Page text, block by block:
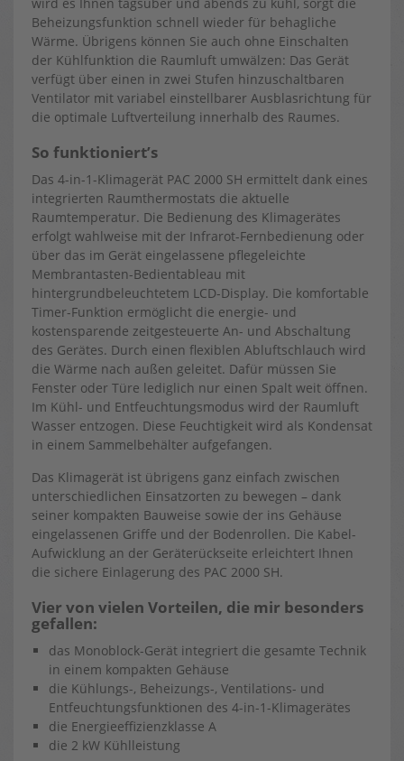
Beheizungsfunktion schnell wieder für behagliche
Wärme. Übrigens können Sie auch ohne Einschalten
der Kühlfunktion die Raumluft umwälzen: Das Gerät
verfügt über einen in zwei Stufen hinzuschaltbaren
Ventilator mit variabel einstellbarer Ausblasrichtung für
die optimale Luftverteilung innerhalb des Raumes.
So funktioniert’s
Das 4-in-1-Klimagerät PAC 2000 SH ermittelt dank eines
integrierten Raumthermostats die aktuelle
Raumtemperatur. Die Bedienung des Klimagerätes
erfolgt wahlweise mit der Infrarot-Fernbedienung oder
über das im Gerät eingelassene pflegeleichte
Membrantasten-Bedientableau mit
hintergrundbeleuchtetem LCD-Display. Die komfortable
Timer-Funktion ermöglicht die energie- und
kostensparende zeitgesteuerte An- und Abschaltung
des Gerätes. Durch einen flexiblen Abluftschlauch wird
die Wärme nach außen geleitet. Dafür müssen Sie
Fenster oder Türe lediglich nur einen Spalt weit öffnen.
Im Kühl- und Entfeuchtungsmodus wird der Raumluft
Wasser entzogen. Diese Feuchtigkeit wird als Kondensat
in einem Sammelbehälter aufgefangen.
Das Klimagerät ist übrigens ganz einfach zwischen
unterschiedlichen Einsatzorten zu bewegen – dank
seiner kompakten Bauweise sowie der ins Gehäuse
eingelassenen Griffe und der Bodenrollen. Die Kabel-
Aufwicklung an der Geräterückseite erleichtert Ihnen
die sichere Einlagerung des PAC 2000 SH.
Vier von vielen Vorteilen, die mir besonders
gefallen:
das Monoblock-Gerät integriert die gesamte Technik
in einem kompakten Gehäuse
die Kühlungs-, Beheizungs-, Ventilations- und
Entfeuchtungsfunktionen des 4-in-1-Klimagerätes
die Energieeffizienzklasse A
die 2 kW Kühlleistung